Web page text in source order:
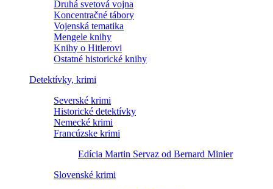
Druhá svetová vojna
Koncentračné tábory
Vojenská tematika
Mengele knihy
Knihy o Hitlerovi
Ostatné historické knihy
Detektívky, krimi
Severské krimi
Historické detektívky
Nemecké krimi
Francúzske krimi
Edícia Martin Servaz od Bernard Minier
Slovenské krimi